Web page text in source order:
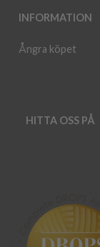
INFORMATION
Ångra köpet
HITTA OSS PÅ